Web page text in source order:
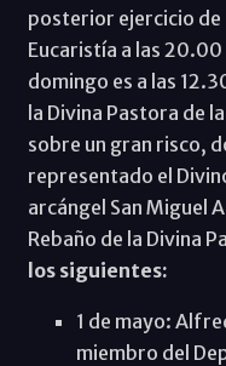
posterior ejercicio de
Eucaristía a las
domingo es a las
la Divina Pastora de
sobre un gran risco,
representado el
arcángel San Miguel
Rebaño de la Divina
los siguientes:
1 de mayo:
miembro del